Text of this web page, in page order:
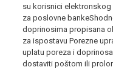
su korisnici elektronskog
za poslovne
doprinosima propisana
za ispostavu Porezne
uplatu poreza i
dostaviti poštom ili